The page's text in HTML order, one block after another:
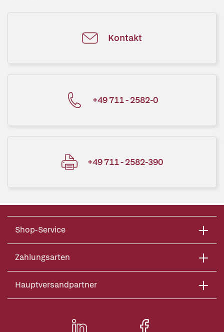
Kontakt
+49 711 - 2582-0
+49 711 - 2582-390
Shop-Service
Zahlungsarten
Hauptversandpartner